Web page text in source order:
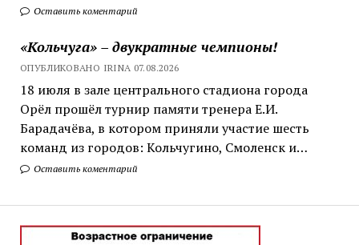
Оставить коментарий
«Кольчуга» – двукратные чемпионы!
ОПУБЛИКОВАНО IRINA 07.08.2026
18 июля в зале центрального стадиона города
Орёл прошёл турнир памяти тренера Е.И.
Барадачёва, в котором приняли участие шесть
команд из городов: Кольчугино, Смоленск и…
Оставить коментарий